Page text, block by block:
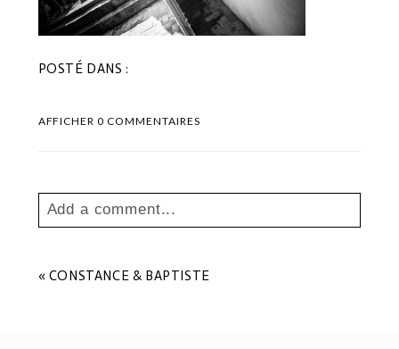
POSTÉ DANS :
AFFICHER0 COMMENTAIRES
Add a comment...
Les champs marqués sont requis *
« CONSTANCE & BAPTISTE